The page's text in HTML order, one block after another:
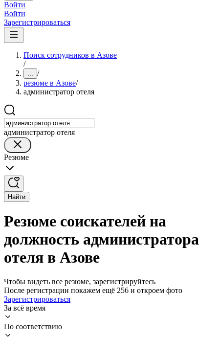
Войти
Войти
Зарегистрироваться
Поиск сотрудников в Азове
/
... /
резюме в Азове/
администратор отеля
администратор отеля
Резюме
Найти
Резюме соискателей на
должность администратора
отеля в Азове
Чтобы видеть все резюме, зарегистрируйтесь
После регистрации покажем ещё 256 и откроем фото
Зарегистрироваться
За всё время
По соответствию